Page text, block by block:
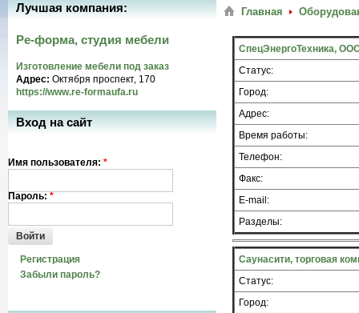
Главная
СпецЭнергоТехника,
Статус:
Город:
Адрес:
Время работы:
Телефон:
Факс:
E-mail:
Разделы:
Саунасити, торговая
Статус:
Город:
Лучшая компания:
Ре-форма, студия мебели
Изготовление мебели под заказ
Адрес: Октября проспект, 170
https://www.re-formaufa.ru
Вход на сайт
Имя пользователя: *
Пароль: *
Войти
Регистрация
Забыли пароль?